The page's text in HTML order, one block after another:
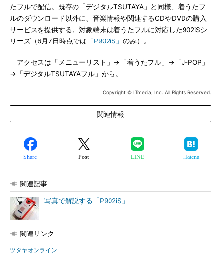
たフルで配信。既存の「デジタルTSUTAYA」と同様、着うたフ
ルのダウンロード以外に、音楽情報や関連するCDやDVDの購入
サービスを提供する。対象端末は着うたフルに対応した902iSシ
リーズ（6月7日時点では 「P902iS」 のみ）。
アクセスは「メニューリスト」→「着うたフル」→「J-POP」
→「デジタルTSUTAYAフル」から。
Copyright © ITmedia, Inc. All Rights Reserved.
関連情報
Share Post LINE Hatena
関連記事
写真で解説する「P902iS」
関連リンク
ツタヤオンライン